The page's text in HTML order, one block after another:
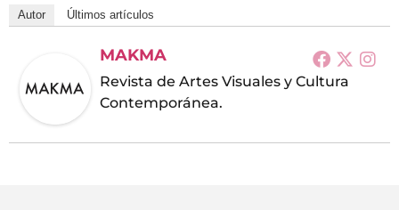
Autor Últimos artículos
MAKMA
Revista de Artes Visuales y Cultura
Contemporánea.